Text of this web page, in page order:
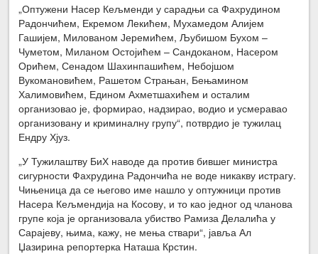
„Оптужени Насер Кељменди у сарадњи са Фахрудином
Радончићем, Екремом Лекићем, Мухамедом Алијем
Гашијем, Милованом Јеремићем, Љубишом Бухом –
Чуметом, Миланом Остојићем – Сандоканом, Насером
Орићем, Сенадом Шахинпашићем, Небојшом
Вукомановићем, Рашетом Страњан, Бењамином
Халимовићем, Едином Ахметшахићем и осталим
организовао је, формирао, надзирао, водио и усмеравао
организовану и криминалну групу“, потврдио је тужилац
Ендру Хјуз.
„У Тужилаштву БиХ наводе да против бившег министра
сигурности Фахрудина Радончића не воде никакву истрагу.
Чињеница да се његово име нашло у оптужници против
Насера Кељмендија на Косову, и то као једног од чланова
групе која је организовала убиство Рамиза Делалића у
Сарајеву, њима, кажу, не мења ствари“, јавља Ал
Џазирина репортерка Наташа Крстин.